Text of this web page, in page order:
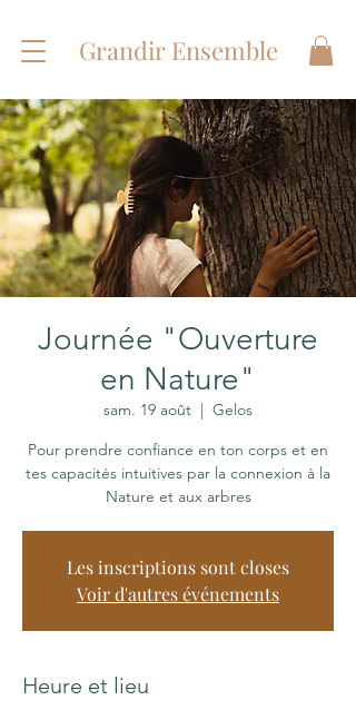
Grandir Ensemble
Journée "Ouverture
en Nature"
sam. 19 août
Gelos
Pour prendre confiance en ton corps et en
tes capacités intuitives par la connexion à la
Nature et aux arbres
Les inscriptions sont closes
Voir d'autres événements
Heure et lieu